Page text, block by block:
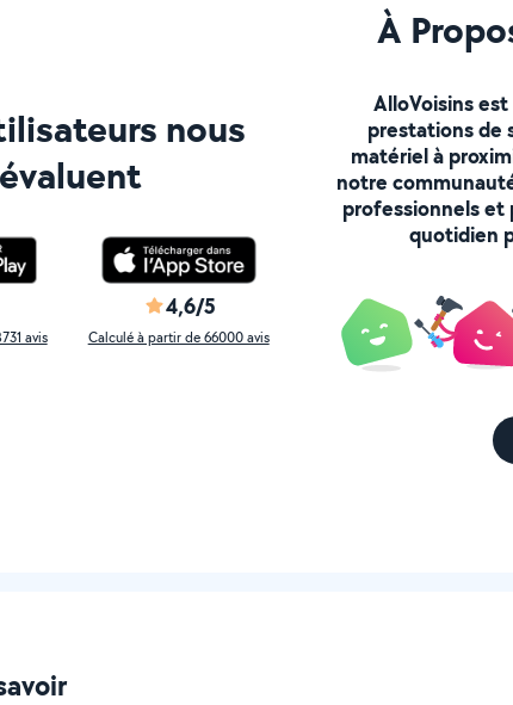
nous
évaluent
avis
4,6/5
Calculé à partir de 66000 avis
À
AlloVoisins
prestations de
matériel à
notre
professionnels
quotidien